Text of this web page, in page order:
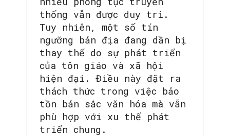
thống vẫn được duy trì.
Tuy nhiên, một số tín
ngưỡng bản địa đang dần bị
thay thế do sự phát triển
của tôn giáo và xã hội
hiện đại. Điều này đặt ra
thách thức trong việc bảo
tồn bản sắc văn hóa mà vẫn
phù hợp với xu thế phát
triển chung.